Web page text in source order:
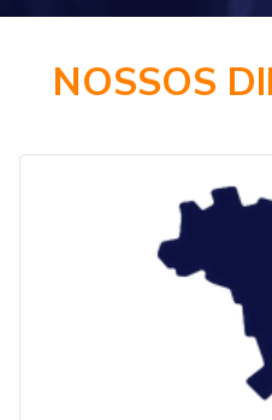
NOSSOS